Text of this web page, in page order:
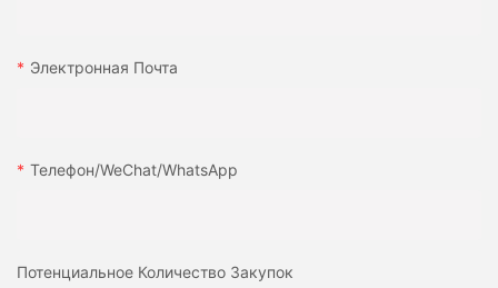
Электронная Почта
Телефон/WeChat/WhatsApp
Потенциальное Количество Закупок